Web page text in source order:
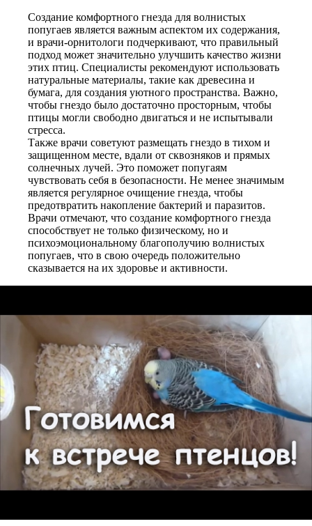
Создание комфортного гнезда для волнистых
попугаев является важным аспектом их содержания,
и врачи-орнитологи подчеркивают, что правильный
подход может значительно улучшить качество жизни
этих птиц. Специалисты рекомендуют использовать
натуральные материалы, такие как древесина и
бумага, для создания уютного пространства. Важно,
чтобы гнездо было достаточно просторным, чтобы
птицы могли свободно двигаться и не испытывали
стресса.
Также врачи советуют размещать гнездо в тихом и
защищенном месте, вдали от сквозняков и прямых
солнечных лучей. Это поможет попугаям
чувствовать себя в безопасности. Не менее значимым
является регулярное очищение гнезда, чтобы
предотвратить накопление бактерий и паразитов.
Врачи отмечают, что создание комфортного гнезда
способствует не только физическому, но и
психоэмоциональному благополучию волнистых
попугаев, что в свою очередь положительно
сказывается на их здоровье и активности.